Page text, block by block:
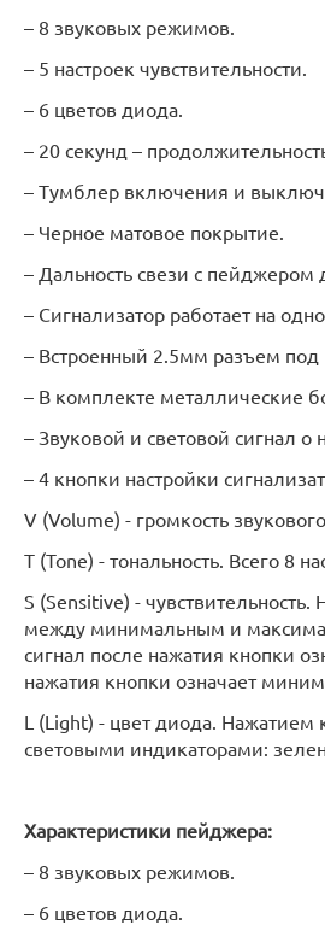
– 8 звуковых режимов.
– 5 настроек чувствительности.
– 6 цветов диода.
– 20 секунд –
– Тумблер включения и
– Черное матовое покрытие.
– Дальность свези с пейджером
– Сигнализатор работает на
– Встроенный 2.5мм разъем под
– В комплекте металлические
– Звуковой и световой сигнал о
– 4 кнопки настройки
V (Volume) - громкость
T (Tone) - тональность. Всего 8
S (Sensitive) -
между минимальным и
сигнал после нажатия кнопки
нажатия кнопки означает
L (Light) - цвет диода.
световыми индикаторами:
Характеристики пейджера:
– 8 звуковых режимов.
– 6 цветов диода.